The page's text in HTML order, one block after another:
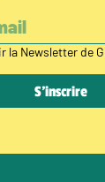
la Newsletter de